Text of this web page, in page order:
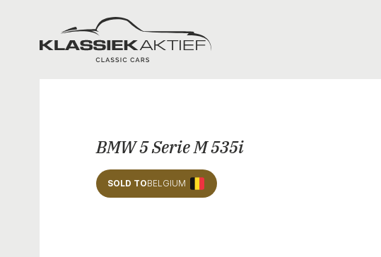
Klassiek Aktief
BMW 5 Serie M 535i
SOLD TOBELGIUM